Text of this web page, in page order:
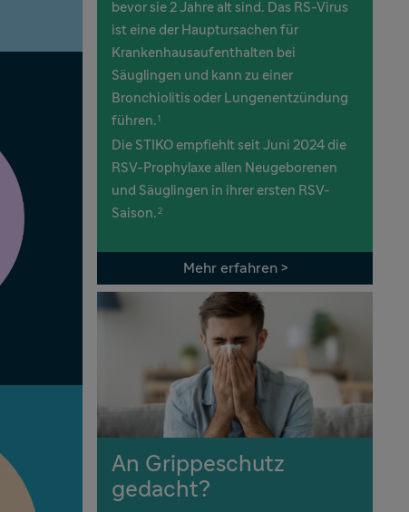
bevor sie 2 Jahre alt sind. Das RS-Virus
ist eine der Hauptursachen für
Krankenhausaufenthalten bei
Säuglingen und kann zu einer
Bronchiolitis oder Lungenentzündung
führen. 1
Die STIKO empfiehlt seit Juni 2024 die
RSV-Prophylaxe allen Neugeborenen
und Säuglingen in ihrer ersten RSV-
Saison. 2
Mehr erfahren >
An Grippeschutz
gedacht?